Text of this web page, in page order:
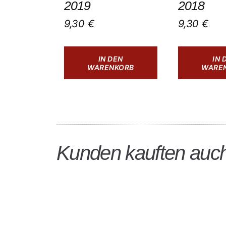
2019
9,30 €
IN DEN
WARENKORB
2018
9,30 €
IN
Kunden kauften